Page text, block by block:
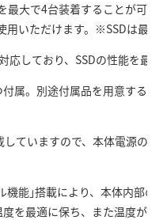
最大で4台装着することが可
用いただけます。※SSDは最大
しており、SSDの性能を最
属。別途付属品を用意するこ
ていますので、本体電源の
能｣搭載により、本体内部の
を最適に保ち、また温度が